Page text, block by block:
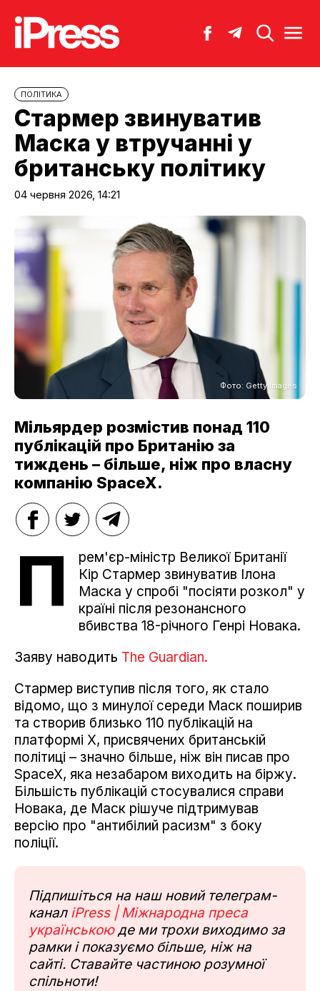
ПОЛІТИКА
Стармер звинуватив
Маска у втручанні у
британську політику
04 червня 2026, 14:21
Фото: Getty Images
Мільярдер розмістив понад 110
публікацій про Британію за
тиждень – більше, ніж про власну
компанію SpaceX.
П
рем'єр-міністр Великої Британії
Кір Стармер звинуватив Ілона
Маска у спробі "посіяти розкол" у
країні після резонансного
вбивства 18-річного Генрі Новака.
Заяву наводить The Guardian.
Стармер виступив після того, як стало
відомо, що з минулої середи Маск поширив
та створив близько 110 публікацій на
платформі X, присвячених британській
політиці – значно більше, ніж він писав про
SpaceX, яка незабаром виходить на біржу.
Більшість публікацій стосувалися справи
Новака, де Маск рішуче підтримував
версію про "антибілий расизм" з боку
поліції.
Підпишіться на наш новий телеграм-
канал iPress | Міжнародна преса
українськоюде ми трохи виходимо за
рамки і показуємо більше, ніж на
сайті. Ставайте частиною розумної
спільноти!